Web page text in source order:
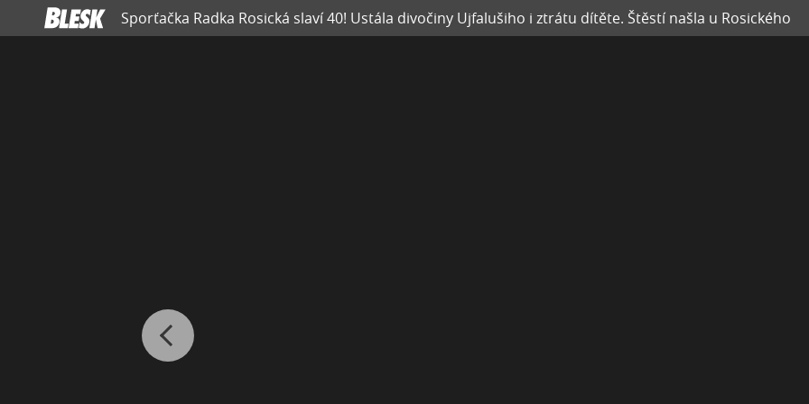
Sporťačka Radka Rosická slaví 40! Ustála divočiny Ujfalušiho i ztrátu dítěte. Štěstí našla u Rosického